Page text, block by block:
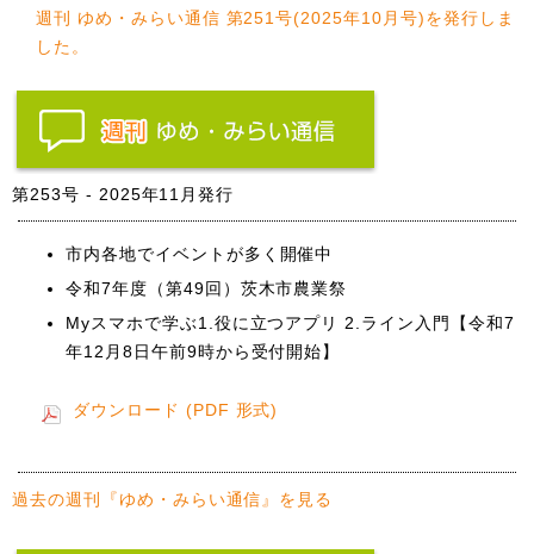
週刊 ゆめ・みらい通信 第251号(2025年10月号)を発行しま
した。
第253号 - 2025年11月発行
市内各地でイベントが多く開催中
令和7年度（第49回）茨木市農業祭
Myスマホで学ぶ1.役に立つアプリ 2.ライン入門【令和7
年12月8日午前9時から受付開始】
ダウンロード (PDF 形式)
過去の週刊『ゆめ・みらい通信』を見る